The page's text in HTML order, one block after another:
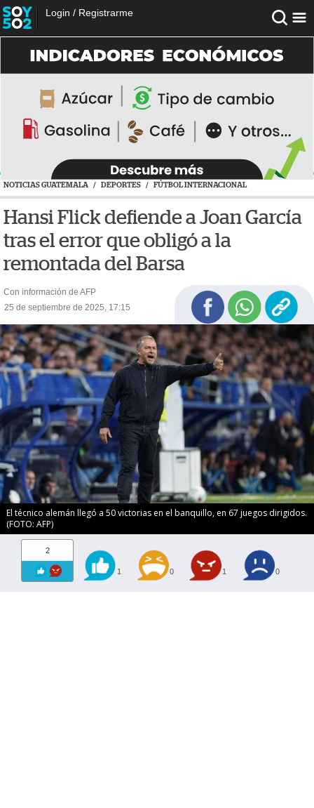
Login / Registrarme
NOTICIAS GUATEMALA / DEPORTES / FÚTBOL INTERNACIONAL
Hansi Flick defiende a Joan García
tras el error que obligó a la
remontada del Barsa
Con información de AFP
25 de septiembre de 2025, 17:15
El técnico alemán llegó a 50 victorias en el banquillo, en 67 juegos dirigidos.
(FOTO: AFP)
2
1 0 1 0